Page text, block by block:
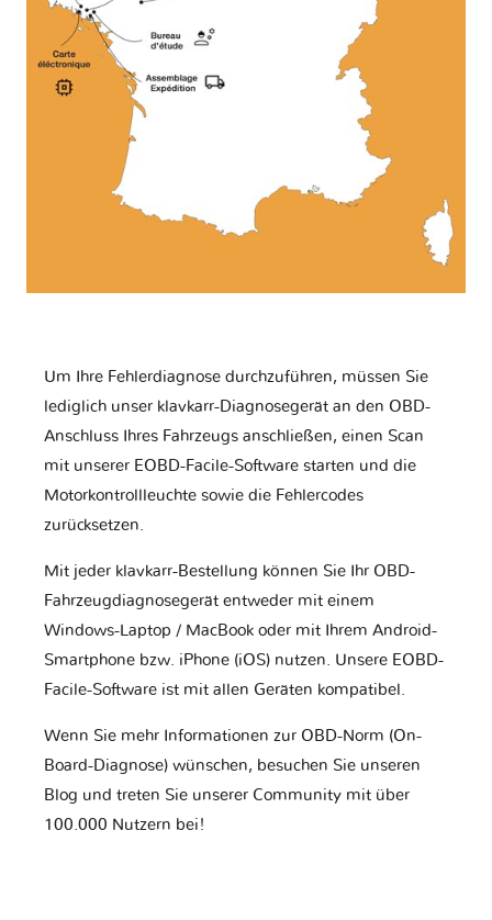
Um Ihre Fehlerdiagnose durchzuführen, müssen Sie
lediglich unser klavkarr-Diagnosegerät an den OBD-
Anschluss Ihres Fahrzeugs anschließen, einen Scan
mit unserer EOBD-Facile-Software starten und die
Motorkontrollleuchte sowie die Fehlercodes
zurücksetzen.
Mit jeder klavkarr-Bestellung können Sie Ihr OBD-
Fahrzeugdiagnosegerät entweder mit einem
Windows-Laptop / MacBook oder mit Ihrem Android-
Smartphone bzw. iPhone (iOS) nutzen. Unsere EOBD-
Facile-Software ist mit allen Geräten kompatibel.
Wenn Sie mehr Informationen zur OBD-Norm (On-
Board-Diagnose) wünschen, besuchen Sie unseren
Blog und treten Sie unserer Community mit über
100.000 Nutzern bei!